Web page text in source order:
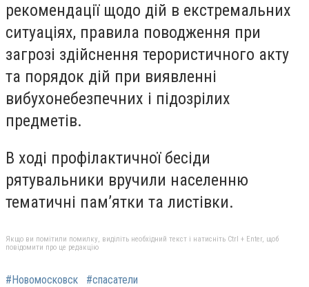
рекомендації щодо дій в екстремальних
ситуаціях, правила поводження при
загрозі здійснення терористичного акту
та порядок дій при виявленні
вибухонебезпечних і підозрілих
предметів.
В ході профілактичної бесіди
рятувальники вручили населенню
тематичні пам’ятки та листівки.
Якщо ви помітили помилку, виділіть необхідний текст і натисніть Ctrl + Enter, щоб
повідомити про це редакцію
#Новомосковск #спасатели